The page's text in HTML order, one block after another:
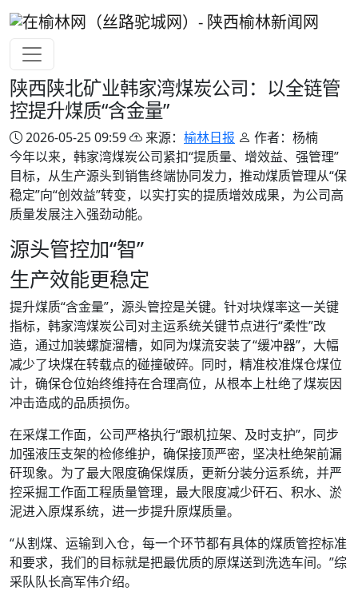
陕西陕北矿业韩家湾煤炭公司：以全链管
控提升煤质“含金量”
2026-05-25 09:59 来源： 榆林日报
作者：杨楠
今年以来，韩家湾煤炭公司紧扣“提质量、增效益、强管理”
目标，从生产源头到销售终端协同发力，推动煤质管理从“保
稳定”向“创效益”转变，以实打实的提质增效成果，为公司高
质量发展注入强劲动能。
源头管控加“智”
生产效能更稳定
提升煤质“含金量”，源头管控是关键。针对块煤率这一关键
指标，韩家湾煤炭公司对主运系统关键节点进行“柔性”改
造，通过加装螺旋溜槽，如同为煤流安装了“缓冲器”，大幅
减少了块煤在转载点的碰撞破碎。同时，精准校准煤仓煤位
计，确保仓位始终维持在合理高位，从根本上杜绝了煤炭因
冲击造成的品质损伤。
在采煤工作面，公司严格执行“跟机拉架、及时支护”，同步
加强液压支架的检修维护，确保接顶严密，坚决杜绝架前漏
矸现象。为了最大限度确保煤质，更新分装分运系统，并严
控采掘工作面工程质量管理，最大限度减少矸石、积水、淤
泥进入原煤系统，进一步提升原煤质量。
“从割煤、运输到入仓，每一个环节都有具体的煤质管控标准
和要求，我们的目标就是把最优质的原煤送到洗选车间。”综
采队队长高军伟介绍。